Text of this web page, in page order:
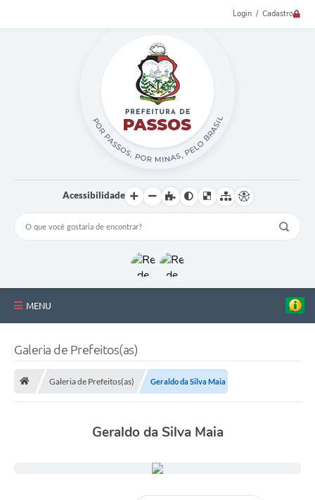
Login / Cadastro
Acessibilidade
MENU
Galeria de Prefeitos(as)
Galeria de Prefeitos(as) Geraldo da Silva Maia
Geraldo da Silva Maia